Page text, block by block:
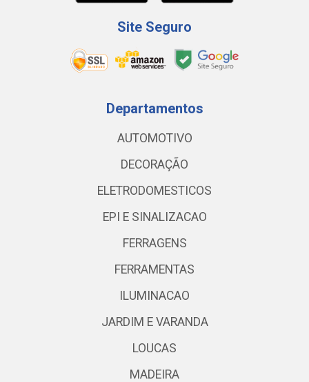
Site Seguro
Departamentos
AUTOMOTIVO
DECORAÇÃO
ELETRODOMESTICOS
EPI E SINALIZACAO
FERRAGENS
FERRAMENTAS
ILUMINACAO
JARDIM E VARANDA
LOUCAS
MADEIRA